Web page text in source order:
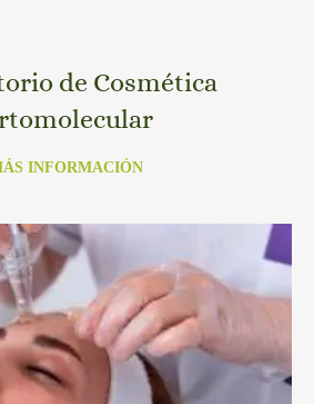
de Cosmética
INFORMACIÓN